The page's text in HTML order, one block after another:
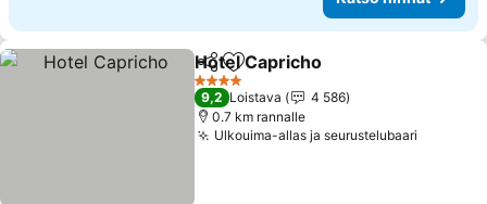
Jaa Lisää suosikkeihin
Hotel Capricho
4 Tähtiluokitus
9,2 Loistava
4 586
0.7 km rannalle
Ulkouima-allas ja seurustelubaari